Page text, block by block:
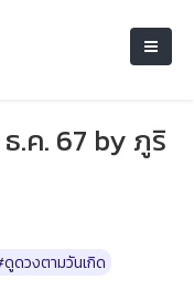
.ค. 67 by ภูริ
ดวงตามวันเกิด